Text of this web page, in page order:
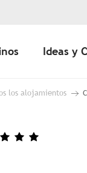
Ideas y
los alojamientos